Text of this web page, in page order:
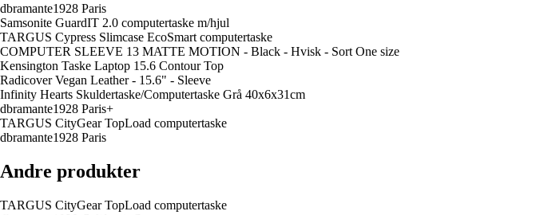
dbramante1928 Paris
Samsonite GuardIT 2.0 computertaske m/hjul
TARGUS Cypress Slimcase EcoSmart computertaske
COMPUTER SLEEVE 13 MATTE MOTION - Black - Hvisk - Sort One size
Kensington Taske Laptop 15.6 Contour Top
Radicover Vegan Leather - 15.6" - Sleeve
Infinity Hearts Skuldertaske/Computertaske Grå 40x6x31cm
dbramante1928 Paris+
TARGUS CityGear TopLoad computertaske
dbramante1928 Paris
Andre produkter
TARGUS CityGear TopLoad computertaske